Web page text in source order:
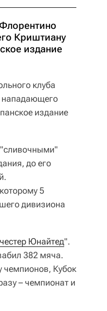
Криштиану
издание
клуба
нападающего
издание
"сливочными"
до его
5
дивизиона
Юнайтед".
382 мяча.
чемпионов, Кубок
– чемпионат и